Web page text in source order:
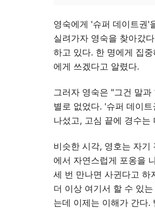
영숙에게 '슈퍼 데이트권'
실려가자 영숙을 찾아갔
하고 있다. 한 명에게 집
에게 쓰겠다고 알렸다.
그러자 영숙은 "그건 말
별로 없었다. '슈퍼 데이
나섰고, 고심 끝에 경수
비슷한 시각, 영호는 자기
에서 자연스럽게 포옹을
세 번 만나면 사귄다고 하
더 이상 여기서 할 수 있
는데 이제는 이해가 간다.